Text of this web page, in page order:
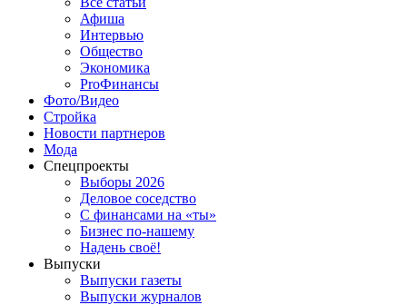
Афиша
Интервью
Общество
Экономика
ProФинансы
Фото/Видео
Стройка
Новости партнеров
Мода
Спецпроекты
Выборы 2026
Деловое соседство
С финансами на «ты»
Бизнес по-нашему
Надень своё!
Выпуски
Выпуски газеты
Выпуски журналов